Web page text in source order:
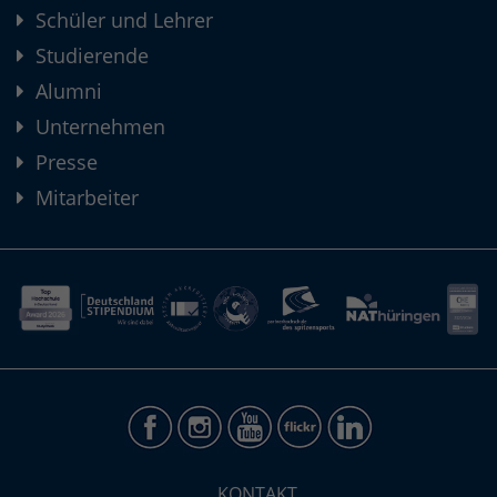
Schüler und Lehrer
Studierende
Alumni
Unternehmen
Presse
Mitarbeiter